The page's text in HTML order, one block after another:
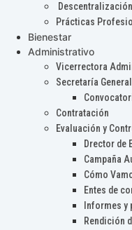
Prácticas
Bienestar
Administrativo
Vicerrectora
Secretaría General
Contratación
Evaluación y
Drector de
Campaña
Cómo
Entes de
Informes y
Rendición